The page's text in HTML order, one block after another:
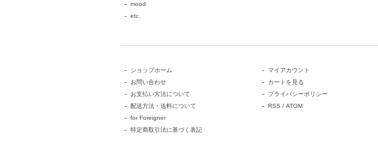
mood
etc.
ショップホーム
お問い合わせ
お支払い方法について
配送方法・送料について
for Foreigner
特定商取引法に基づく表記
マイアカウント
カートを見る
プライバシーポリシー
RSS /ATOM